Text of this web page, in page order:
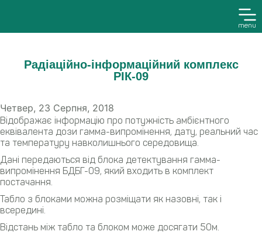
menu
Радіаційно-інформаційний комплекс
РІК-09
Четвер, 23 Серпня, 2018
Відображає інформацію про потужність амбієнтного
еквівалента дози гамма-випромінення, дату, реальний час
та температуру навколишнього середовища.
Дані передаються від блока детектування гамма-
випромінення БДБГ-09, який входить в комплект
постачання.
Табло з блоками можна розміщати як назовні, так і
всередині.
Відстань між табло та блоком може досягати 50м.